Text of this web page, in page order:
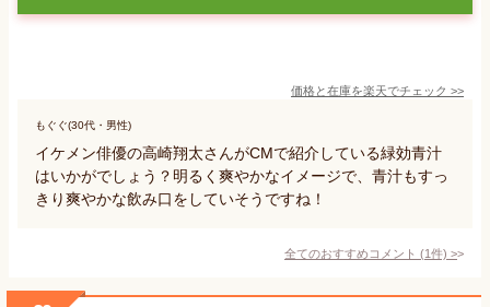
価格と在庫を楽天でチェック >>
もぐぐ(30代・男性)
イケメン俳優の高崎翔太さんがCMで紹介している緑効青汁
はいかがでしょう？明るく爽やかなイメージで、青汁もすっ
きり爽やかな飲み口をしていそうですね！
全てのおすすめコメント (1件) >